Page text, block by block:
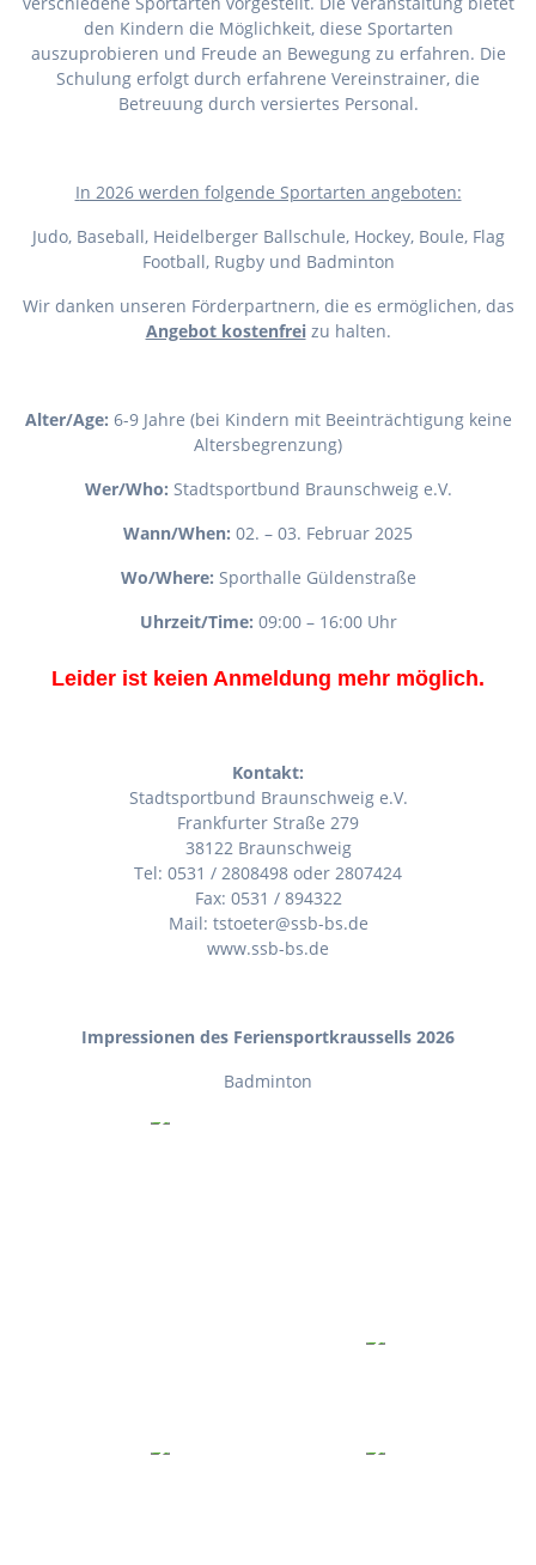
den Kindern die Möglichkeit, diese Sportarten
auszuprobieren und Freude an Bewegung zu erfahren. Die
Schulung erfolgt durch erfahrene Vereinstrainer, die
Betreuung durch versiertes Personal.
In 2026 werden folgende Sportarten angeboten:
Judo, Baseball, Heidelberger Ballschule, Hockey, Boule, Flag
Football, Rugby und Badminton
Wir danken unseren Förderpartnern, die es ermöglichen, das
Angebot kostenfreizu halten.
Alter/Age: 6-9 Jahre (bei Kindern mit Beeinträchtigung keine
Altersbegrenzung)
Wer/Who: Stadtsportbund Braunschweig e.V.
Wann/When: 02. – 03. Februar 2025
Wo/Where: Sporthalle Güldenstraße
Uhrzeit/Time: 09:00 – 16:00 Uhr
Leider ist keien Anmeldung mehr möglich.
Kontakt:
Stadtsportbund Braunschweig e.V.
Frankfurter Straße 279
38122 Braunschweig
Tel: 0531 / 2808498 oder 2807424
Fax: 0531 / 894322
Mail: tstoeter@ssb-bs.de
www.ssb-bs.de
Impressionen des Feriensportkraussells 2026
Badminton